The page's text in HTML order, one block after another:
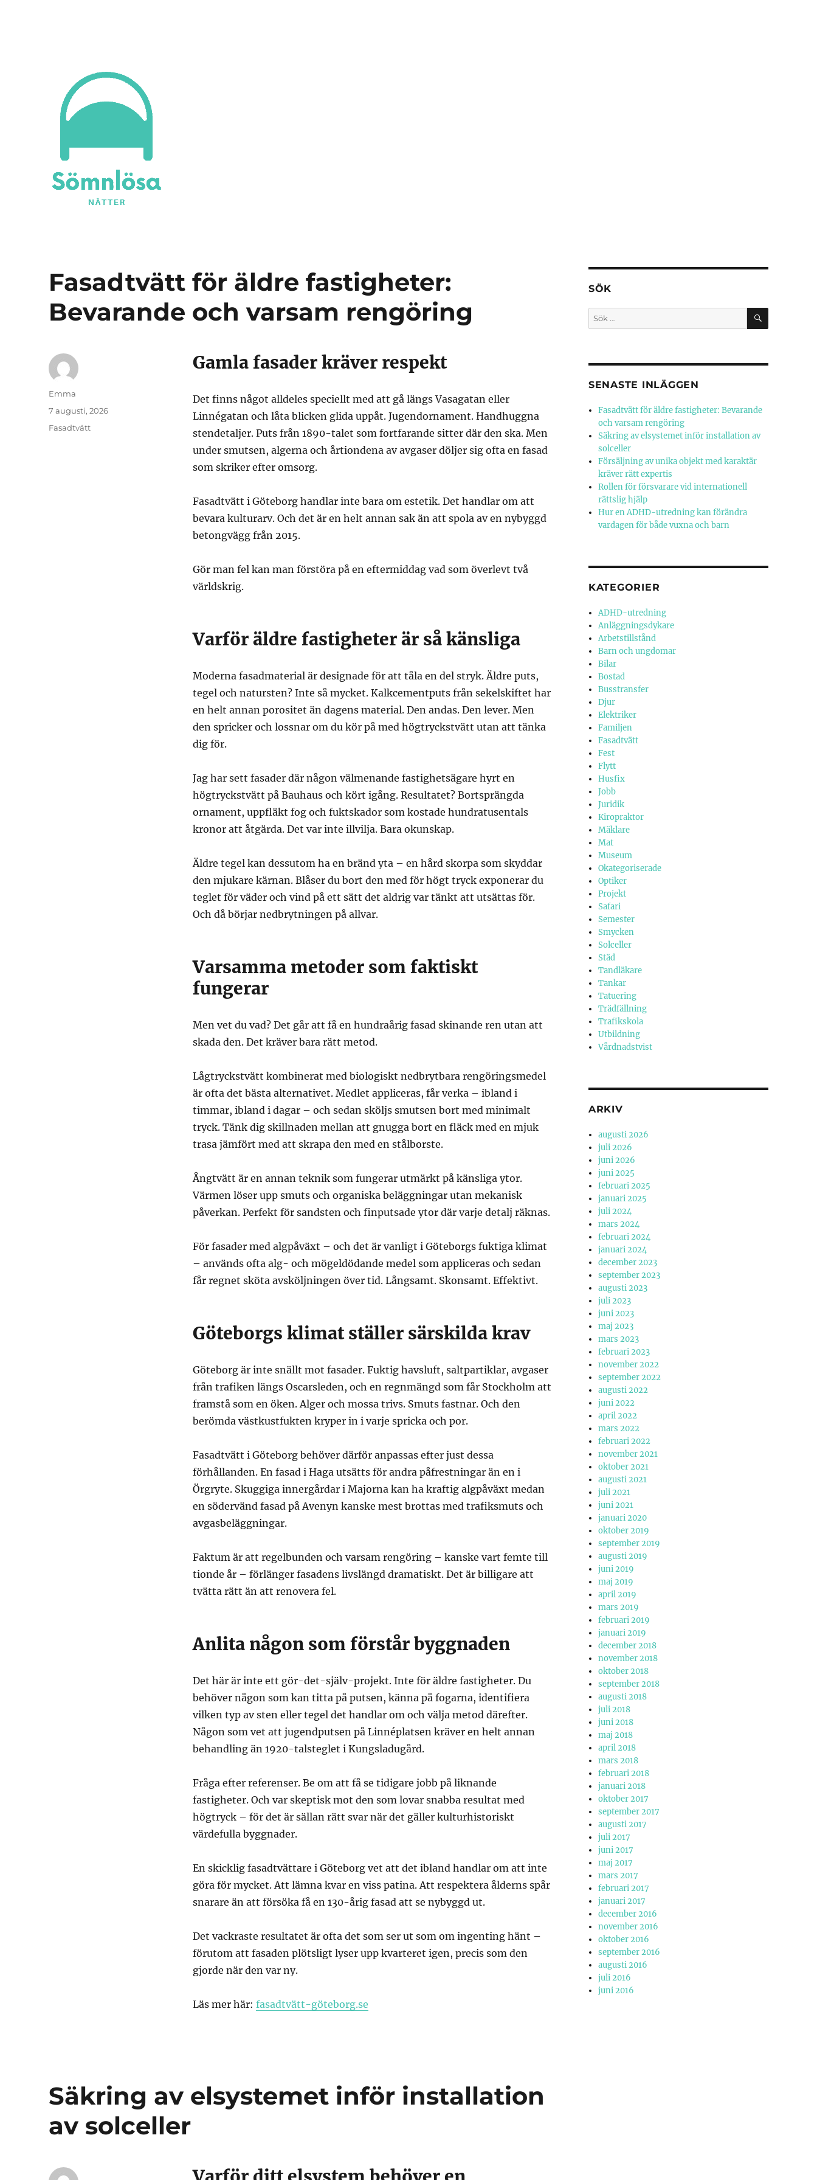
Fasadtvätt för äldre fastigheter:
Bevarande och varsam rengöring
Gamla fasader kräver respekt
Det finns något alldeles speciellt med att gå längs Vasagatan eller
Linnégatan och låta blicken glida uppåt. Jugendornament. Handhuggna
stendetaljer. Puts från 1890-talet som fortfarande sitter där den ska. Men
under smutsen, algerna och årtiondena av avgaser döljer sig ofta en fasad
som skriker efter omsorg.
Fasadtvätt i Göteborg handlar inte bara om estetik. Det handlar om att
bevara kulturarv. Och det är en helt annan sak än att spola av en nybyggd
betongvägg från 2015.
Gör man fel kan man förstöra på en eftermiddag vad som överlevt två
världskrig.
Varför äldre fastigheter är så känsliga
Moderna fasadmaterial är designade för att tåla en del stryk. Äldre puts,
tegel och natursten? Inte så mycket. Kalkcementputs från sekelskiftet har
en helt annan porositet än dagens material. Den andas. Den lever. Men
den spricker och lossnar om du kör på med högtryckstvätt utan att tänka
dig för.
Jag har sett fasader där någon välmenande fastighetsägare hyrt en
högtryckstvätt på Bauhaus och kört igång. Resultatet? Bortsprängda
ornament, uppfläkt fog och fuktskador som kostade hundratusentals
kronor att åtgärda. Det var inte illvilja. Bara okunskap.
Äldre tegel kan dessutom ha en bränd yta – en hård skorpa som skyddar
den mjukare kärnan. Blåser du bort den med för högt tryck exponerar du
teglet för väder och vind på ett sätt det aldrig var tänkt att utsättas för.
Och då börjar nedbrytningen på allvar.
Varsamma metoder som faktiskt
fungerar
Men vet du vad? Det går att få en hundraårig fasad skinande ren utan att
skada den. Det kräver bara rätt metod.
Lågtryckstvätt kombinerat med biologiskt nedbrytbara rengöringsmedel
är ofta det bästa alternativet. Medlet appliceras, får verka – ibland i
timmar, ibland i dagar – och sedan sköljs smutsen bort med minimalt
tryck. Tänk dig skillnaden mellan att gnugga bort en fläck med en mjuk
trasa jämfört med att skrapa den med en stålborste.
Ångtvätt är en annan teknik som fungerar utmärkt på känsliga ytor.
Värmen löser upp smuts och organiska beläggningar utan mekanisk
påverkan. Perfekt för sandsten och finputsade ytor där varje detalj räknas.
För fasader med algpåväxt – och det är vanligt i Göteborgs fuktiga klimat
– används ofta alg- och mögeldödande medel som appliceras och sedan
får regnet sköta avsköljningen över tid. Långsamt. Skonsamt. Effektivt.
Göteborgs klimat ställer särskilda krav
Göteborg är inte snällt mot fasader. Fuktig havsluft, saltpartiklar, avgaser
från trafiken längs Oscarsleden, och en regnmängd som får Stockholm att
framstå som en öken. Alger och mossa trivs. Smuts fastnar. Och den
berömda västkustfukten kryper in i varje spricka och por.
Fasadtvätt i Göteborg behöver därför anpassas efter just dessa
förhållanden. En fasad i Haga utsätts för andra påfrestningar än en i
Örgryte. Skuggiga innergårdar i Majorna kan ha kraftig algpåväxt medan
en södervänd fasad på Avenyn kanske mest brottas med trafiksmuts och
avgasbeläggningar.
Faktum är att regelbunden och varsam rengöring – kanske vart femte till
tionde år – förlänger fasadens livslängd dramatiskt. Det är billigare att
tvätta rätt än att renovera fel.
Anlita någon som förstår byggnaden
Det här är inte ett gör-det-själv-projekt. Inte för äldre fastigheter. Du
behöver någon som kan titta på putsen, känna på fogarna, identifiera
vilken typ av sten eller tegel det handlar om och välja metod därefter.
Någon som vet att jugendputsen på Linnéplatsen kräver en helt annan
behandling än 1920-talsteglet i Kungsladugård.
Fråga efter referenser. Be om att få se tidigare jobb på liknande
fastigheter. Och var skeptisk mot den som lovar snabba resultat med
högtryck – för det är sällan rätt svar när det gäller kulturhistoriskt
värdefulla byggnader.
En skicklig fasadtvättare i Göteborg vet att det ibland handlar om att inte
göra för mycket. Att lämna kvar en viss patina. Att respektera ålderns spår
snarare än att försöka få en 130-årig fasad att se nybyggd ut.
Det vackraste resultatet är ofta det som ser ut som om ingenting hänt –
förutom att fasaden plötsligt lyser upp kvarteret igen, precis som den
gjorde när den var ny.
Läs mer här: fasadtvätt-göteborg.se
Författare
Emma
Publicerat
7 augusti, 2026
Kategorier
Fasadtvätt
Säkring av elsystemet inför installation
av solceller
SÖK
Sök
efter:
SÖK
SENASTE INLÄGGEN
Fasadtvätt för äldre fastigheter: Bevarande
och varsam rengöring
Säkring av elsystemet inför installation av
solceller
Försäljning av unika objekt med karaktär
kräver rätt expertis
Rollen för försvarare vid internationell
rättslig hjälp
Hur en ADHD-utredning kan förändra
vardagen för både vuxna och barn
KATEGORIER
ADHD-utredning
Anläggningsdykare
Arbetstillstånd
Barn och ungdomar
Bilar
Bostad
Busstransfer
Djur
Elektriker
Familjen
Fasadtvätt
Fest
Flytt
Husfix
Jobb
Juridik
Kiropraktor
Mäklare
Mat
Museum
Okategoriserade
Optiker
Projekt
Safari
Semester
Smycken
Solceller
Städ
Tandläkare
Tankar
Tatuering
Trädfällning
Trafikskola
Utbildning
Vårdnadstvist
ARKIV
augusti 2026
juli 2026
juni 2026
juni 2025
februari 2025
januari 2025
juli 2024
mars 2024
februari 2024
januari 2024
december 2023
september 2023
augusti 2023
juli 2023
juni 2023
maj 2023
mars 2023
februari 2023
november 2022
september 2022
augusti 2022
juni 2022
april 2022
mars 2022
februari 2022
november 2021
oktober 2021
augusti 2021
juli 2021
juni 2021
januari 2020
oktober 2019
september 2019
augusti 2019
juni 2019
maj 2019
april 2019
mars 2019
februari 2019
januari 2019
december 2018
november 2018
oktober 2018
september 2018
augusti 2018
juli 2018
juni 2018
maj 2018
april 2018
mars 2018
februari 2018
januari 2018
oktober 2017
september 2017
augusti 2017
juli 2017
juni 2017
maj 2017
mars 2017
februari 2017
januari 2017
december 2016
november 2016
oktober 2016
september 2016
augusti 2016
juli 2016
juni 2016